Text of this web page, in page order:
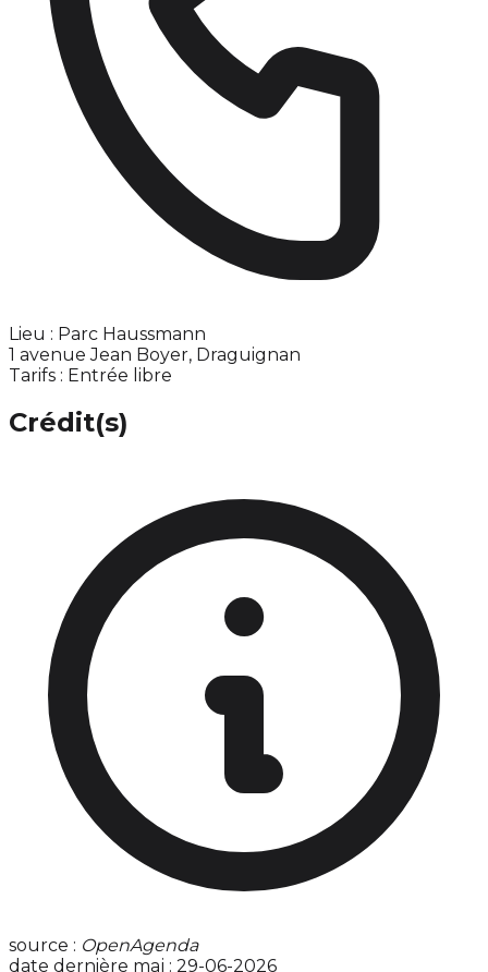
Lieu : Parc Haussmann
1 avenue Jean Boyer, Draguignan
Tarifs : Entrée libre
Crédit(s)
source : OpenAgenda
date dernière maj : 29-06-2026